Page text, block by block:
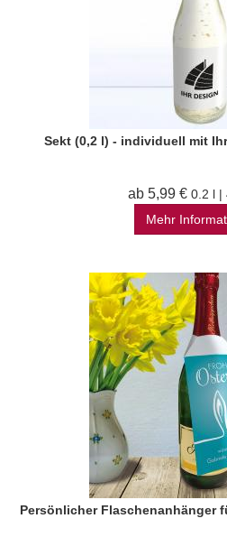
Sekt (0,2 l) - individuell mit
ab 5,99 € 0.2 l |
Mehr
Persönlicher Flaschenanhänger